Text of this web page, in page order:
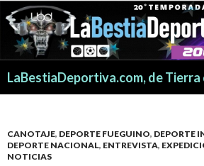
CANOTAJE, DEPORTE FUEGUINO, DEPORTE
DEPORTE NACIONAL, ENTREVISTA,
NOTICIAS